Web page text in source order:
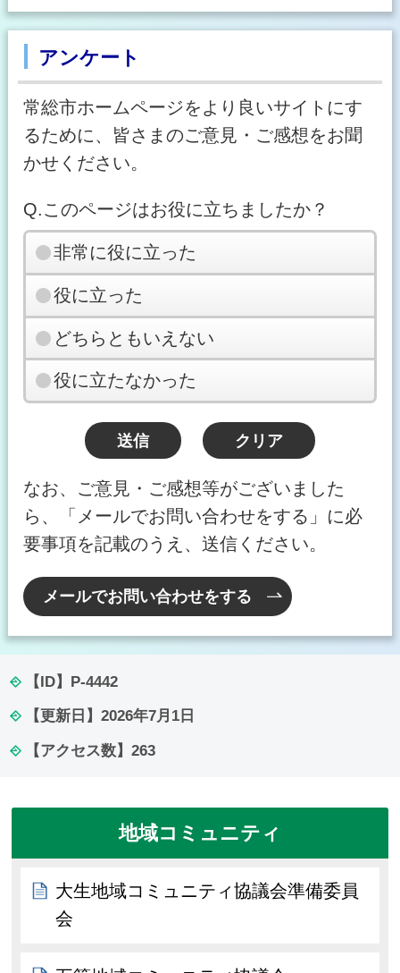
アンケート
常総市ホームページをより良いサイトにす
るために、皆さまのご意見・ご感想をお聞
かせください。
Q.このページはお役に立ちましたか？
非常に役に立った
役に立った
どちらともいえない
役に立たなかった
なお、ご意見・ご感想等がございました
ら、「メールでお問い合わせをする」に必
要事項を記載のうえ、送信ください。
メールでお問い合わせをする
【ID】 P-4442
【更新日】 2026年7月1日
【アクセス数】 263
地域コミュニティ
大生地域コミュニティ協議会準備委員
会